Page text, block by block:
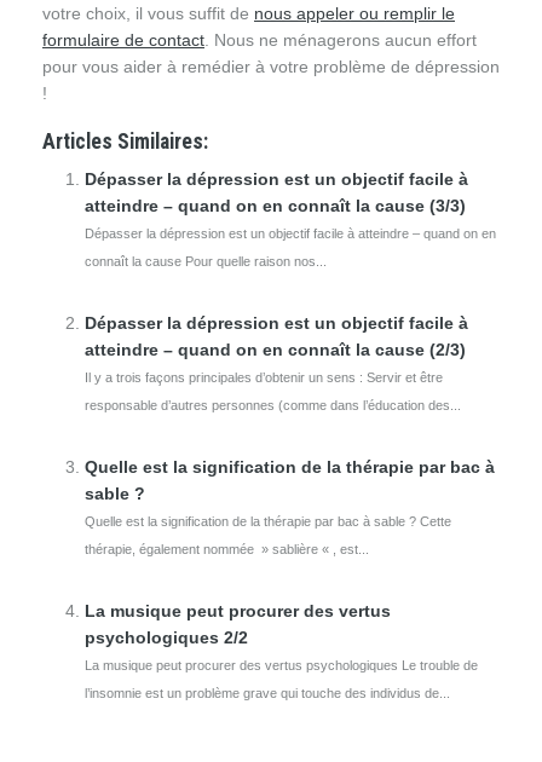
votre choix, il vous suffit de nous appeler ou remplir le
formulaire de contact . Nous ne ménagerons aucun effort
pour vous aider à remédier à votre problème de dépression
!
Articles Similaires:
Dépasser la dépression est un objectif facile à
atteindre – quand on en connaît la cause (3/3)
Dépasser la dépression est un objectif facile à atteindre – quand on en
connaît la cause Pour quelle raison nos...
Dépasser la dépression est un objectif facile à
atteindre – quand on en connaît la cause (2/3)
Il y a trois façons principales d’obtenir un sens : Servir et être
responsable d’autres personnes (comme dans l’éducation des...
Quelle est la signification de la thérapie par bac à
sable ?
Quelle est la signification de la thérapie par bac à sable ? Cette
thérapie, également nommée » sablière « , est...
La musique peut procurer des vertus
psychologiques 2/2
La musique peut procurer des vertus psychologiques Le trouble de
l’insomnie est un problème grave qui touche des individus de...